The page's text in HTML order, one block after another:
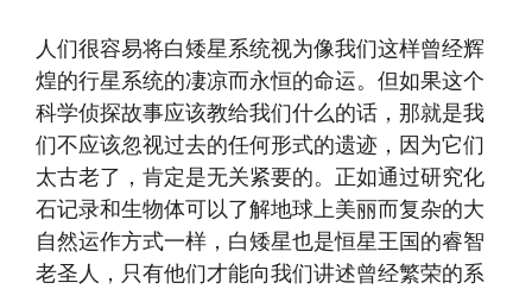
人们很容易将白矮星系统视为像我们这样曾经辉
煌的行星系统的凄凉而永恒的命运。但如果这个
科学侦探故事应该教给我们什么的话，那就是我
们不应该忽视过去的任何形式的遗迹，因为它们
太古老了，肯定是无关紧要的。正如通过研究化
石记录和生物体可以了解地球上美丽而复杂的大
自然运作方式一样，白矮星也是恒星王国的睿智
老圣人，只有他们才能向我们讲述曾经繁荣的系